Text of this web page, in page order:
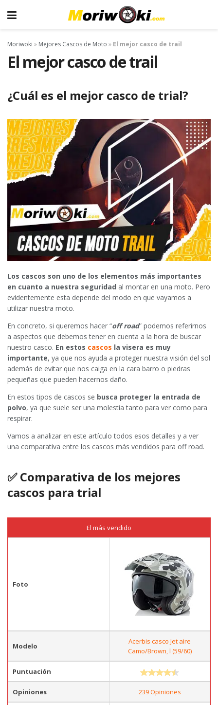
Moriwoki » Mejores Cascos de Moto » El mejor casco de trail
El mejor casco de trail
¿Cuál es el mejor casco de trial?
Los cascos son uno de los elementos más importantes
en cuanto a nuestra seguridad al montar en una moto. Pero
evidentemente esta depende del modo en que vayamos a
utilizar nuestra moto.
En concreto, si queremos hacer “off road” podemos referirnos
a aspectos que debemos tener en cuenta a la hora de buscar
nuestro casco. En estos cascos la visera es muy
importante, ya que nos ayuda a proteger nuestra visión del sol
además de evitar que nos caiga en la cara barro o piedras
pequeñas que pueden hacernos daño.
En estos tipos de cascos se busca proteger la entrada de
polvo, ya que suele ser una molestia tanto para ver como para
respirar.
Vamos a analizar en este artículo todos esos detalles y a ver
una comparativa entre los cascos más vendidos para off road.
✅ Comparativa de los mejores
cascos para trial
El más vendido
Foto
Modelo
Acerbis casco Jet aire
Camo/Brown, l (59/60)
Puntuación
Opiniones 239 Opiniones